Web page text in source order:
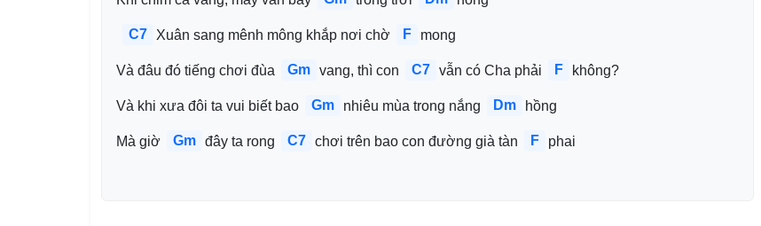
C7 Xuân sang mênh mông khắp nơi chờ F mong
Và đâu đó tiếng chơi đùa Gm vang, thì con C7 vẫn có Cha phải F không?
Và khi xưa đôi ta vui biết bao Gm nhiêu mùa trong nắng Dm hồng
Mà giờ Gm đây ta rong C7 chơi trên bao con đường già tàn F phai